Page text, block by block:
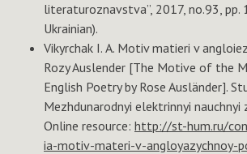
literaturoznavstva”, 2017, no.93, pp.
Ukrainian).
Vikyrchak I. А. Motiv matieri v
Rozy Auslender [The Motive of the
English Poetry by Rose Ausländer].
Mezhdunarodnyi elektrinnyi nauchnyi
Online resource: http://st-hum.ru/
ia-motiv-materi-v-angloyazychnoy-